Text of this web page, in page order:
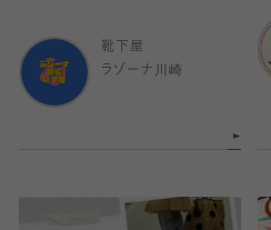
靴下屋
ラゾーナ川崎